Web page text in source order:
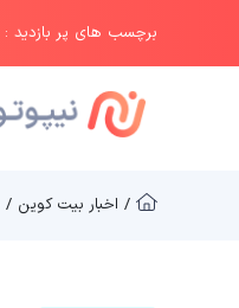
برچسب های پر بازدید :
/ اخبار بیت کوین /